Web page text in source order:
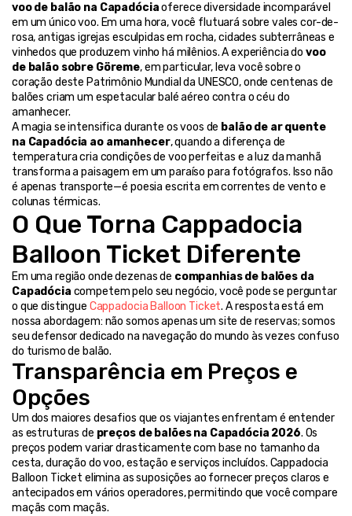
voo de balão na Capadócia oferece diversidade incomparável
em um único voo. Em uma hora, você flutuará sobre vales cor-de-
rosa, antigas igrejas esculpidas em rocha, cidades subterrâneas e
vinhedos que produzem vinho há milênios. A experiência do voo
de balão sobre Göreme, em particular, leva você sobre o
coração deste Patrimônio Mundial da UNESCO, onde centenas de
balões criam um espetacular balé aéreo contra o céu do
amanhecer.
A magia se intensifica durante os voos de balão de ar quente
na Capadócia ao amanhecer, quando a diferença de
temperatura cria condições de voo perfeitas e a luz da manhã
transforma a paisagem em um paraíso para fotógrafos. Isso não
é apenas transporte—é poesia escrita em correntes de vento e
colunas térmicas.
O Que Torna Cappadocia
Balloon Ticket Diferente
Em uma região onde dezenas de companhias de balões da
Capadócia competem pelo seu negócio, você pode se perguntar
o que distingue Cappadocia Balloon Ticket. A resposta está em
nossa abordagem: não somos apenas um site de reservas; somos
seu defensor dedicado na navegação do mundo às vezes confuso
do turismo de balão.
Transparência em Preços e
Opções
Um dos maiores desafios que os viajantes enfrentam é entender
as estruturas de preços de balões na Capadócia 2026. Os
preços podem variar drasticamente com base no tamanho da
cesta, duração do voo, estação e serviços incluídos. Cappadocia
Balloon Ticket elimina as suposições ao fornecer preços claros e
antecipados em vários operadores, permitindo que você compare
maçãs com maçãs.